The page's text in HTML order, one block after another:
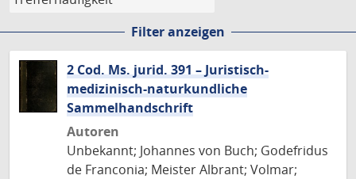
Filter anzeigen
2 Cod. Ms. jurid. 391 – Juristisch-
medizinisch-naturkundliche
Sammelhandschrift
Autoren
Unbekannt; Johannes von Buch; Godefridus
de Franconia; Meister Albrant; Volmar;